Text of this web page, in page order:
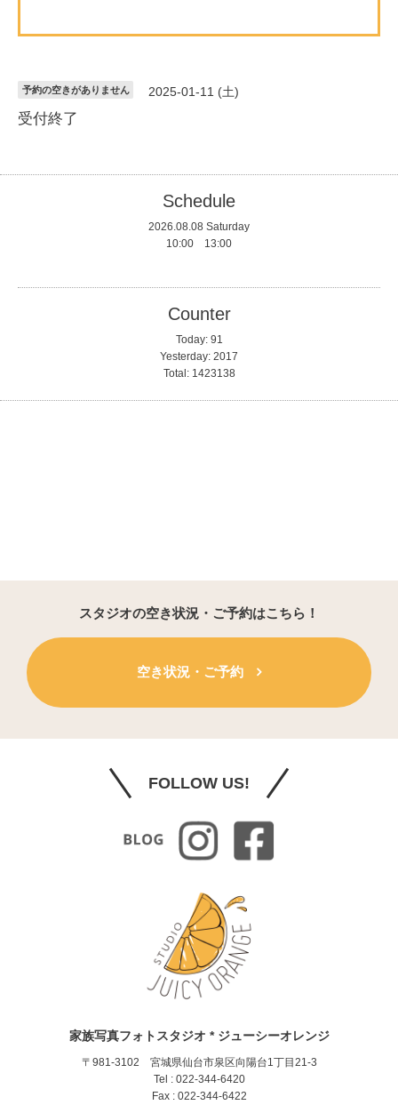
予約の空きがありません 2025-01-11 (土)
受付終了
Schedule
2026.08.08 Saturday
10:00 13:00
Counter
Today: 91
Yesterday: 2017
Total: 1423138
スタジオの空き状況・ご予約はこちら！
空き状況・ご予約
FOLLOW US!
家族写真フォトスタジオ * ジューシーオレンジ
〒981-3102 宮城県仙台市泉区向陽台1丁目21-3
Tel : 022-344-6420
Fax : 022-344-6422